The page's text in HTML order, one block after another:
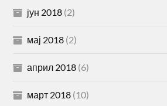
јун 2018 (2)
мај 2018 (2)
април 2018 (6)
март 2018 (10)